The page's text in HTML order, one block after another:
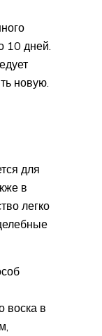
10 дней.
новую.
для
в
легко
воска в